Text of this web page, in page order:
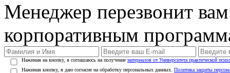
Менеджер перезвонит
корпоративным
Нажимая на кнопку, я соглашаюсь на получение материалов от Университета практической
Нажимая кнопку, я даю согласие на обработку персональных данных. Политика защиты